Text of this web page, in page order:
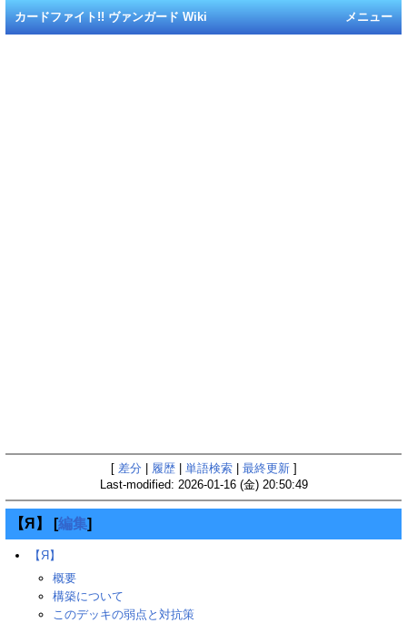
メニュー
カードファイト!! ヴァンガード Wiki
[ 差分 履歴| 単語検索| 最終更新]
Last-modified: 2026-01-16 (金) 20:50:49
【Я】 [編集]
【Я】
概要
構築について
このデッキの弱点と対抗策